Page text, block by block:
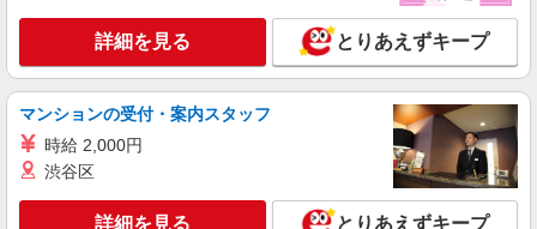
詳細を見る とりあえずキープ
マンションの受付・案内スタッフ
時給 2,000円
渋谷区
詳細を見る とりあえずキープ